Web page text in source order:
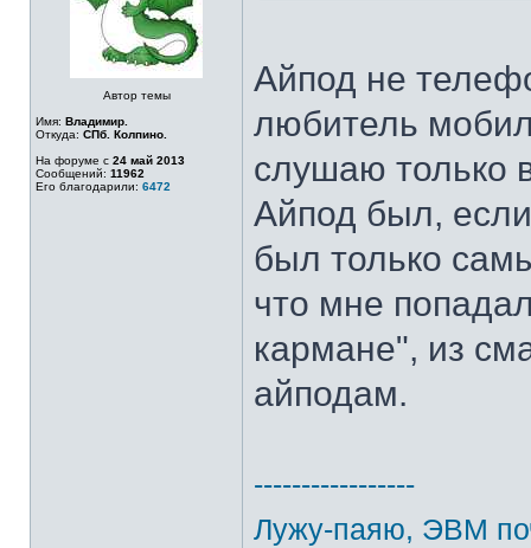
Автор темы
Имя: Владимир.
Откуда: СПб. Колпино.
На форуме с 24 май 2013
Сообщений: 11962
Его благодарили: 6472
Айпод не
любитель
слушаю только
Айпод был,
был только
что мне
кармане", из
айподам.
-----------------
Лужу-паяю, ЭВМ